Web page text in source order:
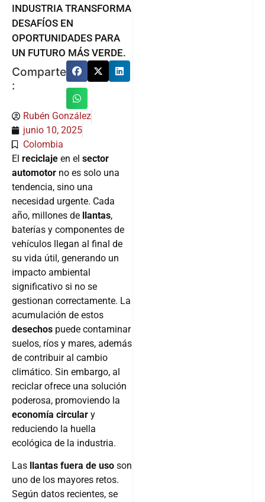
INDUSTRIA TRANSFORMA
DESAFÍOS EN
OPORTUNIDADES PARA
UN FUTURO MÁS VERDE.
Comparte
:
Rubén González
junio 10, 2025
Colombia
El reciclaje en el sector
automotor no es solo una
tendencia, sino una
necesidad urgente. Cada
año, millones de llantas,
baterías y componentes de
vehículos llegan al final de
su vida útil, generando un
impacto ambiental
significativo si no se
gestionan correctamente. La
acumulación de estos
desechos puede contaminar
suelos, ríos y mares, además
de contribuir al cambio
climático. Sin embargo, al
reciclar ofrece una solución
poderosa, promoviendo la
economía circular y
reduciendo la huella
ecológica de la industria.
Las llantas fuera de uso son
uno de los mayores retos.
Según datos recientes, se